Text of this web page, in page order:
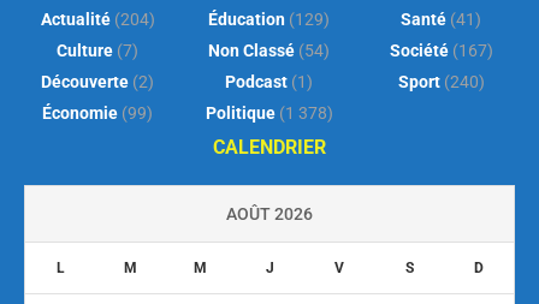
Actualité(204)
Culture (7)
Découverte (2)
Économie (99)
Éducation (129)
Non Classé (54)
Podcast (1)
Politique(1 378)
Santé (41)
Société(167)
Sport(240)
CALENDRIER
AOÛT 2026
L M M J V S D